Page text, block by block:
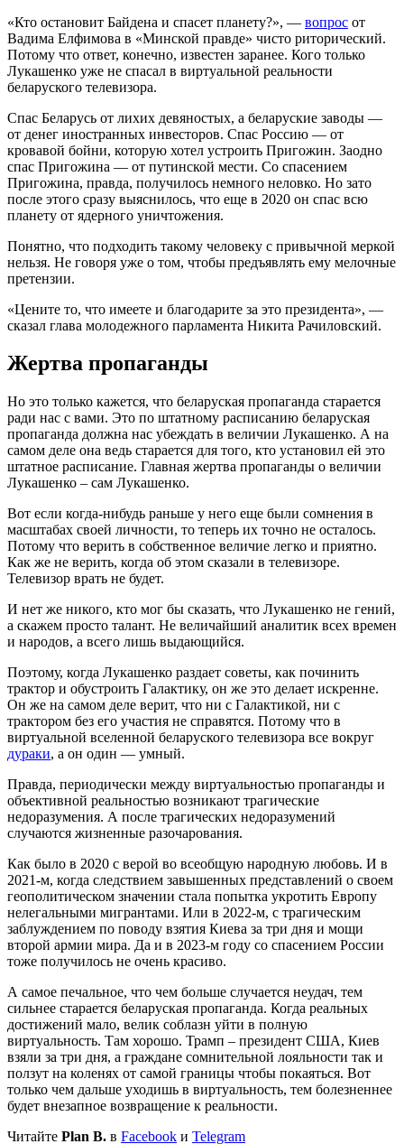
«Кто остановит Байдена и спасет планету?», — вопрос от
Вадима Елфимова в «Минской правде» чисто риторический.
Потому что ответ, конечно, известен заранее. Кого только
Лукашенко уже не спасал в виртуальной реальности
беларуского телевизора.
Спас Беларусь от лихих девяностых, а беларуские заводы —
от денег иностранных инвесторов. Спас Россию — от
кровавой бойни, которую хотел устроить Пригожин. Заодно
спас Пригожина — от путинской мести. Со спасением
Пригожина, правда, получилось немного неловко. Но зато
после этого сразу выяснилось, что еще в 2020 он спас всю
планету от ядерного уничтожения.
Понятно, что подходить такому человеку с привычной меркой
нельзя. Не говоря уже о том, чтобы предъявлять ему мелочные
претензии.
«Цените то, что имеете и благодарите за это президента», —
сказал глава молодежного парламента Никита Рачиловский.
Жертва пропаганды
Но это только кажется, что беларуская пропаганда старается
ради нас с вами. Это по штатному расписанию беларуская
пропаганда должна нас убеждать в величии Лукашенко. А на
самом деле она ведь старается для того, кто установил ей это
штатное расписание. Главная жертва пропаганды о величии
Лукашенко – сам Лукашенко.
Вот если когда-нибудь раньше у него еще были сомнения в
масштабах своей личности, то теперь их точно не осталось.
Потому что верить в собственное величие легко и приятно.
Как же не верить, когда об этом сказали в телевизоре.
Телевизор врать не будет.
И нет же никого, кто мог бы сказать, что Лукашенко не гений,
а скажем просто талант. Не величайший аналитик всех времен
и народов, а всего лишь выдающийся.
Поэтому, когда Лукашенко раздает советы, как починить
трактор и обустроить Галактику, он же это делает искренне.
Он же на самом деле верит, что ни с Галактикой, ни с
трактором без его участия не справятся. Потому что в
виртуальной вселенной беларуского телевизора все вокруг
дураки, а он один — умный.
Правда, периодически между виртуальностью пропаганды и
объективной реальностью возникают трагические
недоразумения. А после трагических недоразумений
случаются жизненные разочарования.
Как было в 2020 с верой во всеобщую народную любовь. И в
2021-м, когда следствием завышенных представлений о своем
геополитическом значении стала попытка укротить Европу
нелегальными мигрантами. Или в 2022-м, с трагическим
заблуждением по поводу взятия Киева за три дня и мощи
второй армии мира. Да и в 2023-м году со спасением России
тоже получилось не очень красиво.
А самое печальное, что чем больше случается неудач, тем
сильнее старается беларуская пропаганда. Когда реальных
достижений мало, велик соблазн уйти в полную
виртуальность. Там хорошо. Трамп – президент США, Киев
взяли за три дня, а граждане сомнительной лояльности так и
ползут на коленях от самой границы чтобы покаяться. Вот
только чем дальше уходишь в виртуальность, тем болезненнее
будет внезапное возвращение к реальности.
Читайте Plan B. в Facebook и Telegram